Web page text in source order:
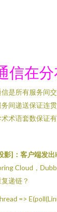
信在
是所有服务间
间递送保证连
术语套数保证
]：客户端发
Cloud，
递链？
=>